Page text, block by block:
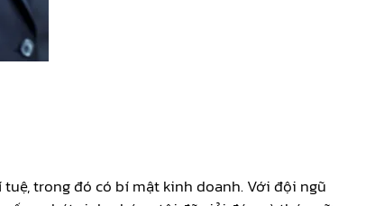
trong đó có bí mật kinh doanh. Với đội ngũ